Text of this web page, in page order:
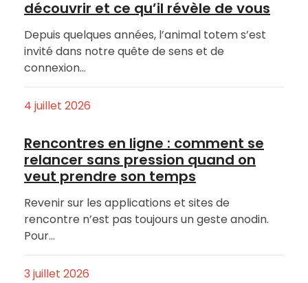
découvrir et ce qu’il révèle de vous
Depuis quelques années, l’animal totem s’est
invité dans notre quête de sens et de
connexion…
4 juillet 2026
Rencontres en ligne : comment se
relancer sans pression quand on
veut prendre son temps
Revenir sur les applications et sites de
rencontre n’est pas toujours un geste anodin.
Pour…
3 juillet 2026